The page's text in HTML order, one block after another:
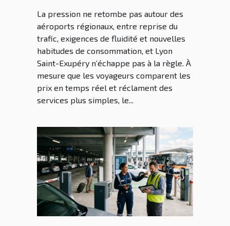
l’heure des mutations
La pression ne retombe pas autour des
aéroports régionaux, entre reprise du
trafic, exigences de fluidité et nouvelles
habitudes de consommation, et Lyon
Saint-Exupéry n’échappe pas à la règle. À
mesure que les voyageurs comparent les
prix en temps réel et réclament des
services plus simples, le...